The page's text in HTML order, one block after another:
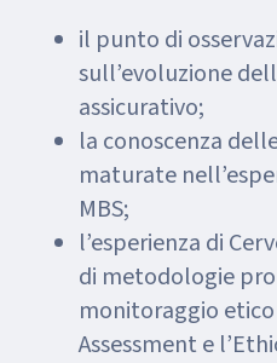
il punto di
sull’evoluzione
assicurativo;
la conoscenza
maturate
MBS;
l’esperienza di
di metodologie
monitoraggio etico
Assessment e